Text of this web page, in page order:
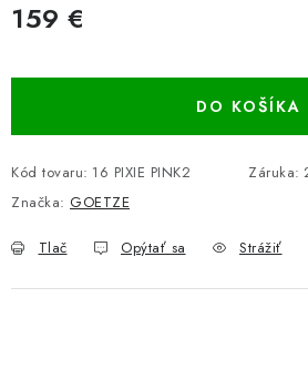
159 €
DO KOŠÍKA
Kód tovaru: 16 PIXIE PINK2 Záruka:
Značka: GOETZE
Tlač Opýtať sa Strážiť